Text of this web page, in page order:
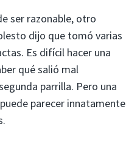
ser razonable, otro
dijo que tomó varias
Es difícil hacer una
qué salió mal
parrilla. Pero una
parecer innatamente